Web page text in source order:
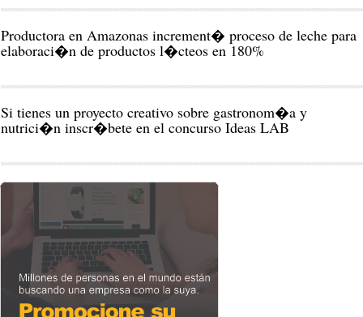
Productora en Amazonas increment� proceso de leche para
elaboraci�n de productos l�cteos en 180%
Si tienes un proyecto creativo sobre gastronom�a y
nutrici�n inscr�bete en el concurso Ideas LAB